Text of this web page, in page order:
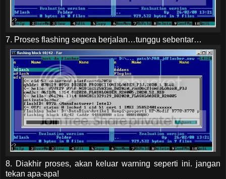
7. Proses flashing segera berjalan…tunggu sebentar…
8. Diakhir proses, akan keluar warning seperti ini. jangan
tekan apa-apa!